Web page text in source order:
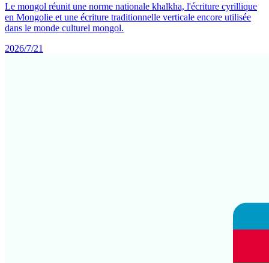
Le mongol réunit une norme nationale khalkha, l'écriture cyrillique
en Mongolie et une écriture traditionnelle verticale encore utilisée
dans le monde culturel mongol.
2026/7/21